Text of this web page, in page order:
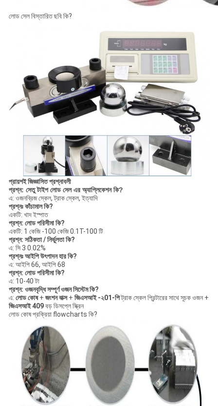
লোড সেল বিস্তারিত ছবি কি?
প্রায়শই জিজ্ঞাসিত প্রশ্নাবলী
প্রশ্ন: সেতু টাইপ লোড সেল এর অ্যাপ্লিকেশন কি?
এ: ওজনব্রিজ স্কেল, ট্রাক স্কেল, ইত্যাদি
প্রশ্নঃ কাঁচামাল কি?
একটি: খাদ ইস্পাত
প্রশ্ন: লোড পরিসীমা কি?
একটি: 1 কেজি -100 কেজি 0.1T-100 টি
প্রশ্ন: সঠিকতা / নির্ভুলতা কি?
এ: সি 3 0.02%
প্রশ্নঃ আইপি উৎপাদন হার কি?
এ: আইপি 66, আইপি 68
প্রশ্ন: লোড পরিসীমা কি?
এ: 10-40 টা
প্রশ্ন: ওজনবৃদ্ধি সম্পূর্ণ ওজন সিস্টেম কি?
এ: লোড কোষ+ জংশন বাক্স+ জিএসআই -২01-পিট্রাক স্কেল প্রিন্টারের সাথে সূচক ওজন +
জিএসআই 409বড় ডিসপ্লে স্ক্রিন
লোড কোষ প্রক্রিয়া flowcharts কি?